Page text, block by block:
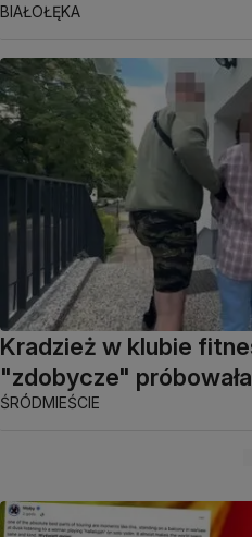
BIAŁOŁĘKA
Kradzież w klubie
"zdobycze"
ŚRÓDMIEŚCIE